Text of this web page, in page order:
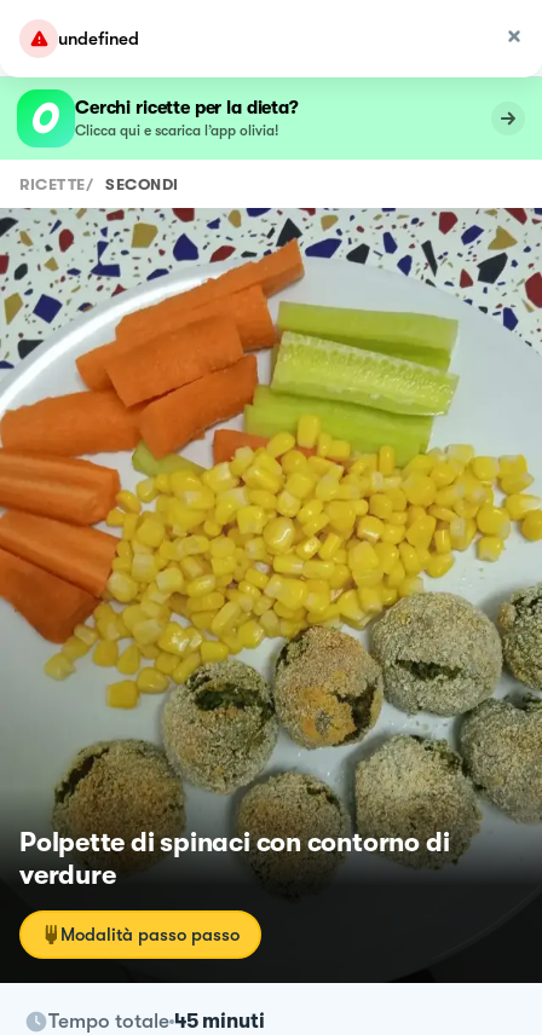
undefined
Cerchi ricette per la dieta?
Clicca qui e scarica l’app olivia!
RICETTE/ SECONDI
Polpette di spinaci con contorno di
verdure
Modalità passo passo
Tempo totale 45 minuti